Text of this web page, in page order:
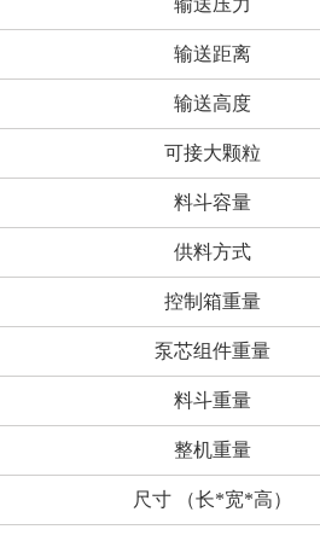
输送压力
输送距离
输送高度
可接大颗粒
料斗容量
供料方式
控制箱重量
泵芯组件重量
料斗重量
整机重量
尺寸 （长*宽*高）